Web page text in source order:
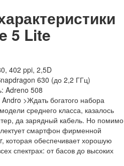
5 Lite
402 ppi, 2,5D
630 (до 2,2 ГГц)
Adreno 508
>Ждать богатого набора
среднего класса, казалось
да зарядный кабель. Но помимо
смартфон фирменной
которая обеспечивает хорошую
спектрах: от басов до высоких